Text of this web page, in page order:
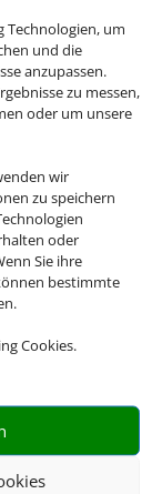
Technologien, um
und die
anzupassen.
zu messen,
oder um unsere
wir
zu speichern
oder
Sie ihre
bestimmte
Cookies.
–